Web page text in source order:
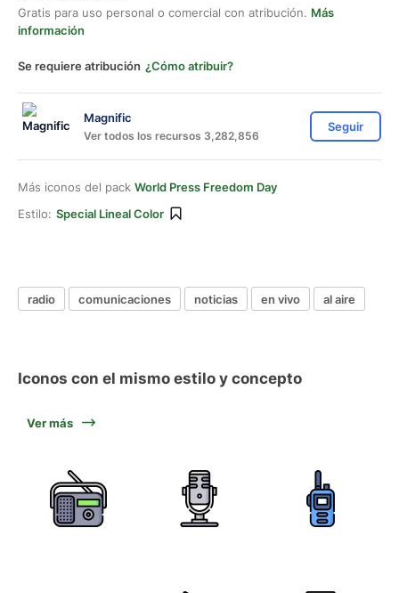
Gratis para uso personal o comercial con atribución. Más
información
Se requiere atribución ¿Cómo atribuir?
Magnific
Ver todos los recursos 3,282,856
Seguir
Más iconos del pack World Press Freedom Day
Estilo: Special Lineal Color
radio comunicaciones noticias en vivo al aire
Iconos con el mismo estilo y concepto
Ver más